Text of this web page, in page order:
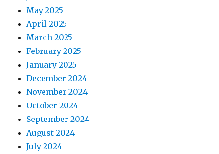
May 2025
April 2025
March 2025
February 2025
January 2025
December 2024
November 2024
October 2024
September 2024
August 2024
July 2024